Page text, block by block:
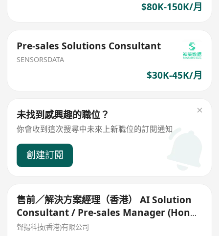
$80K-150K/月
Pre-sales Solutions Consultant
SENSORSDATA
$30K-45K/月
未找到感興趣的職位？
你會收到這次搜尋中未來上新職位的訂閱通知
創建訂閱
售前／解決方案經理（香港） AI Solution
Consultant / Pre-sales Manager (Hong
Kong)
聲揚科技(香港)有限公司